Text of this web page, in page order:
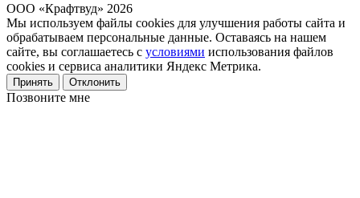
ООО «Крафтвуд» 2026
Мы используем файлы cookies для улучшения работы сайта и
обрабатываем персональные данные. Оставаясь на нашем
сайте, вы соглашаетесь с условиями использования файлов
cookies и сервиса аналитики Яндекс Метрика.
Принять Отклонить
Позвоните мне